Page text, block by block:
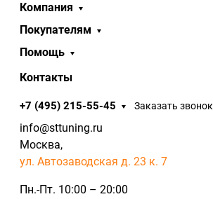
Компания
Покупателям
Помощь
Контакты
+7 (495) 215-55-45 Заказать звонок
info@sttuning.ru
Москва,
ул. Автозаводская д. 23 к. 7
Пн.-Пт. 10:00 – 20:00